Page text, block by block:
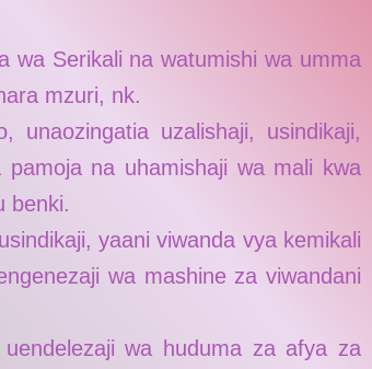
wa Serikali na watumishi wa umma
mzuri, nk.
unaozingatia uzalishaji, usindikaji,
na uhamishaji wa mali kwa
benki.
yaani viwanda vya kemikali
wa mashine za viwandani
wa huduma za afya za